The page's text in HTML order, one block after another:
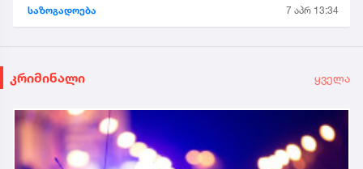
საზოგადოება 7 აპრ 13:34
კრიმინალი ყველა